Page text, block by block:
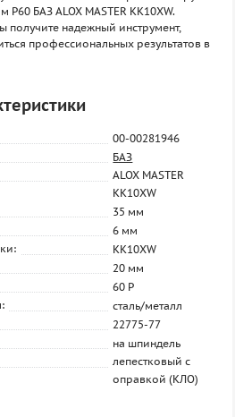
БАЗ ALOX MASTER KK10XW.
получите надежный инструмент,
профессиональных результатов в
00-00281946
БАЗ
ALOX MASTER
KK10XW
35 мм
6 мм
KK10XW
20 мм
60 P
сталь/металл
22775-77
на шпиндель
лепестковый с
оправкой (КЛО)